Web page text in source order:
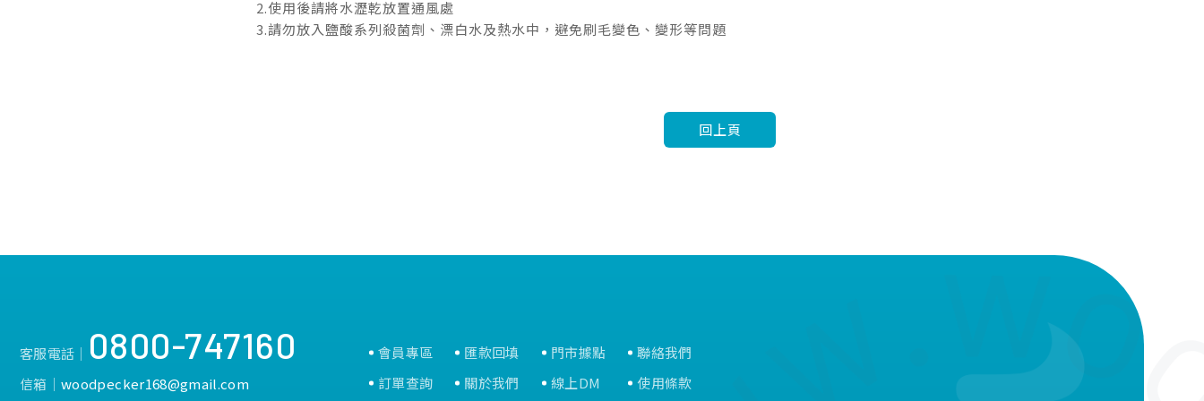
2.使用後請將水瀝乾放置通風處
3.請勿放入鹽酸系列殺菌劑、漂白水及熱水中，避免刷毛變色、變形等問題
回上頁
客服電話│ 0800-747160
信箱│woodpecker168@gmail.com
會員專區
訂單查詢
匯款回填
關於我們
門市據點
線上DM
聯絡我們
使用條款